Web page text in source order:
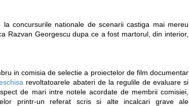
concursurile nationale de scenarii castiga mai mereu
Razvan Georgescu dupa ce a fost martorul, din interior,
in comisia de selectie a proiectelor de film documentar
revoltatoarele abateri de la regulile de evaluare si
de mari intre notele acordate de membrii comisiei,
printr-un referat scris si alte incalcari grave ale